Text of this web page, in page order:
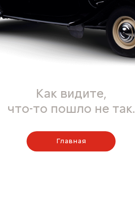
Как видите,
что-то пошло не так.
Главная